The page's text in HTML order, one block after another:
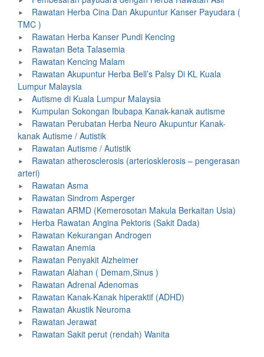
Rawatan Herba Cina Dan Akupuntur Kanser Payudara (
TMC )
Rawatan Herba Kanser Pundi Kencing
Rawatan Beta Talasemia
Rawatan Kencing Malam
Rawatan Akupuntur Herba Bell’s Palsy Di KL Kuala
Lumpur Malaysia
Autisme di Kuala Lumpur Malaysia
Kumpulan Sokongan Ibubapa Kanak-kanak autisme
Rawatan Perubatan Herba Neuro Akupuntur Kanak-
kanak Autisme / Autistik
Rawatan Autisme / Autistik
Rawatan atherosclerosis (arteriosklerosis – pengerasan
arteri)
Rawatan Asma
Rawatan Sindrom Asperger
Rawatan ARMD (Kemerosotan Makula Berkaitan Usia)
Herba Rawatan Angina Pektoris (Sakit Dada)
Rawatan Kekurangan Androgen
Rawatan Anemia
Rawatan Penyakit Alzheimer
Rawatan Alahan ( Demam,Sinus )
Rawatan Adrenal Adenomas
Rawatan Kanak-Kanak hiperaktif (ADHD)
Rawatan Akustik Neuroma
Rawatan Jerawat
Rawatan Sakit perut (rendah) Wanita